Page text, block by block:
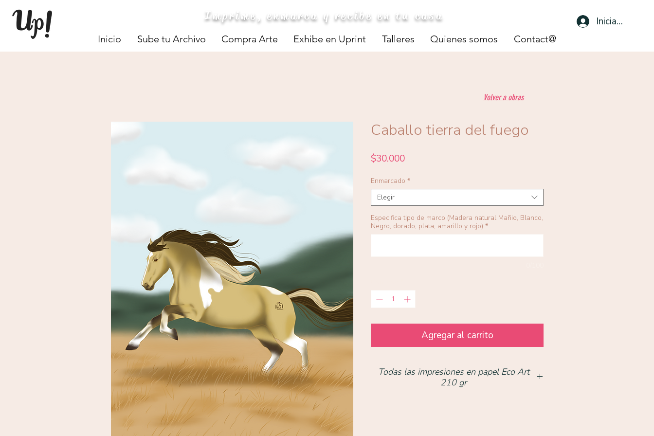
Iniciar sesión
Imprime, enmarca y recibe en tu casa
Inicio Sube tu Archivo Compra Arte Exhibe en Uprint Talleres Quienes somos Contact@
Caballo tierra del fuego
$30.000Precio
Enmarcado *
Elegir
Especifica tipo de marco (Madera natural Mañio, Blanco,
Negro, dorado, plata, amarillo y rojo) *
Agregar al carrito
Todas las impresiones en papel Eco Art
210 gr
Volver a obras